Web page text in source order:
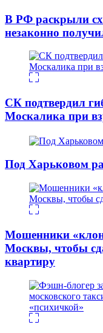
В РФ раскрыли
незаконно
СК подтвердил
Москалика при
Под Харьковом
Мошенники
Москвы, чтобы
квартиру